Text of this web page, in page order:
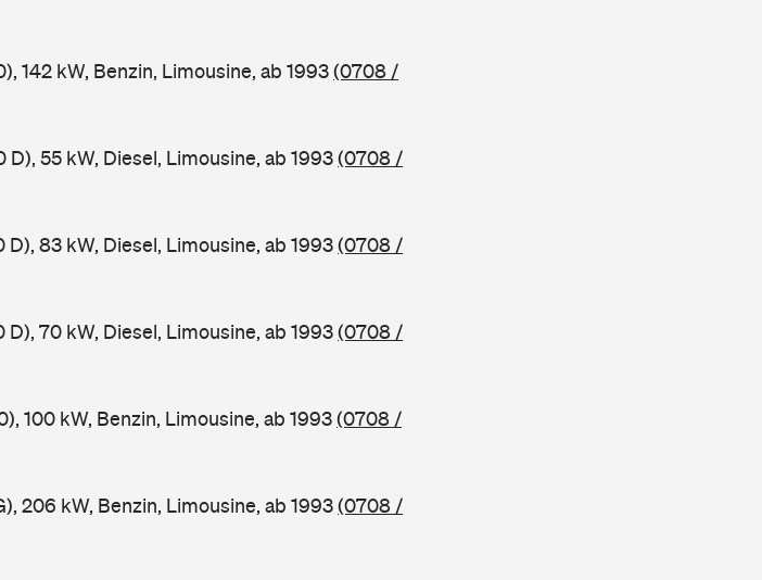
142 kW, Benzin, Limousine, ab 1993(0708 /
55 kW, Diesel, Limousine, ab 1993(0708 /
83 kW, Diesel, Limousine, ab 1993(0708 /
70 kW, Diesel, Limousine, ab 1993(0708 /
100 kW, Benzin, Limousine, ab 1993(0708 /
206 kW, Benzin, Limousine, ab 1993(0708 /